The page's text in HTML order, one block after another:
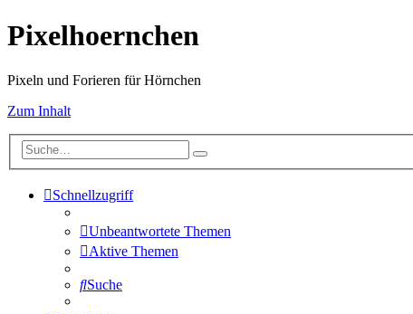
Pixelhoernchen
Pixeln und Forieren für Hörnchen
Zum Inhalt
Schnellzugriff
Unbeantwortete Themen
Aktive Themen
Suche